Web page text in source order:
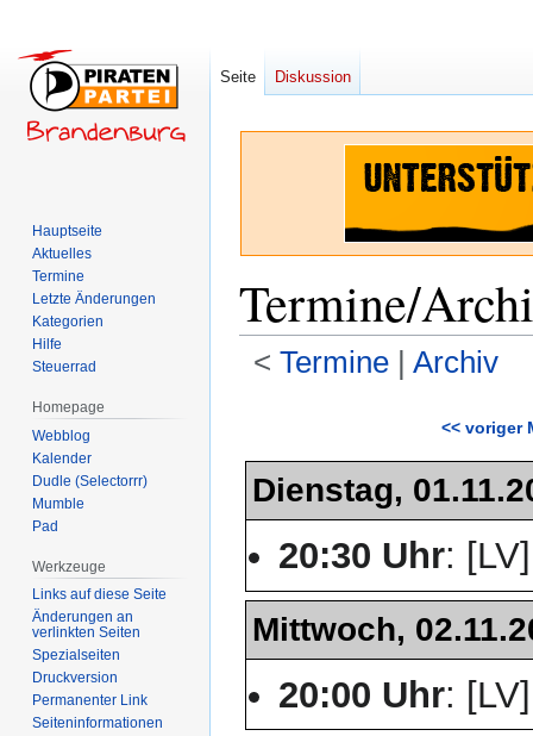
Termine/
< Termine‎ | Archiv
springen
springen
<< voriger
Dienstag,
20:30 Uhr:
Mittwoch,
20:00 Uhr:
Seite Diskussion
Hauptseite
Aktuelles
Termine
Letzte Änderungen
Kategorien
Hilfe
Steuerrad
Homepage
Webblog
Kalender
Dudle (Selectorrr)
Mumble
Pad
Werkzeuge
Links auf diese Seite
Änderungen an
verlinkten Seiten
Spezialseiten
Druckversion
Permanenter Link
Seiten­­informationen